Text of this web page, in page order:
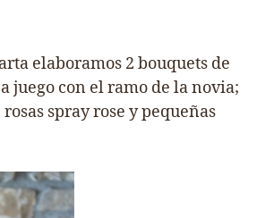
elaboramos 2 bouquets de
juego con el ramo de la novia;
spray rose y pequeñas